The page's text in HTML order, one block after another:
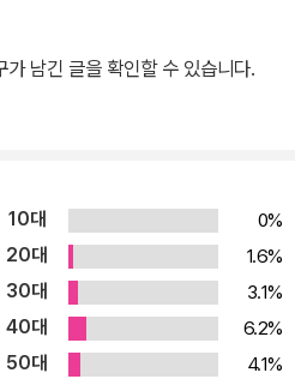
지, 샬럿의 소설들은 당시 영국 사회
생하게 그려냈으며 여성의 경제적,
었다. 이 때문에 그의 작품들은 당
과 함께 ‘불온한 책’으로 여겨지기
고 내면의 심리묘사를 수려한 어휘
체류했기에 <빌레트>는 또 하나
인공이자 소설의 화자인 루시 스노
이엄 의사, 동료에서 연인이 된 폴
이에서 겪는 모험과 갈등을 루시는
트>는 얼핏 <제인
없는 주인공의 고난의 연속, 등장
익스피어에 필적한다는 시적이고 내
에서
남긴 글을 확인할 수 있습니다.
10대
0%
20대
1.6%
30대
3.1%
40대
6.2%
50대
4.1%